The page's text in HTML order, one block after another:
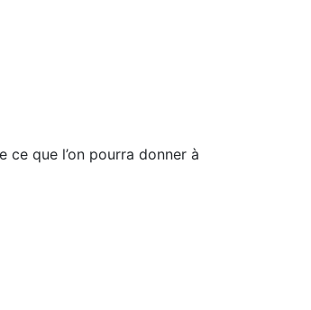
ce que l’on pourra donner à